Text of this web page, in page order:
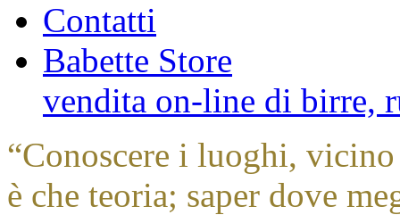
Contatti
Babette Store
vendita on-line di birre,
“Conoscere i luoghi,
è che teoria; saper dove